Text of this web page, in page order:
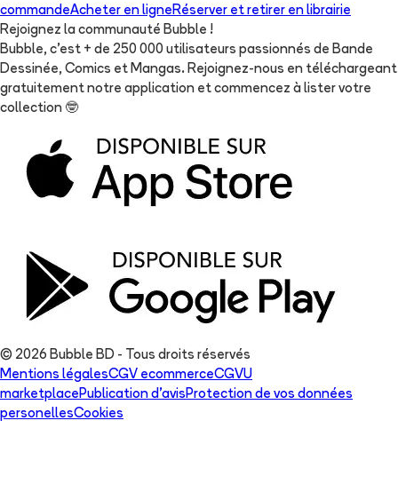
commandeAcheter en ligneRéserver et retirer en librairie
Rejoignez la communauté Bubble !
Bubble, c'est + de 250 000 utilisateurs passionnés de Bande
Dessinée, Comics et Mangas. Rejoignez-nous en téléchargeant
gratuitement notre application et commencez à lister votre
collection 🤓
© 2026 Bubble BD - Tous droits réservés
Mentions légalesCGV ecommerceCGVU
marketplacePublication d'avisProtection de vos données
personellesCookies